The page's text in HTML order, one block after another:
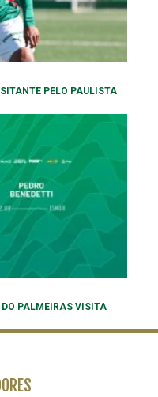
PELO PAULISTA
PALMEIRAS VISITA